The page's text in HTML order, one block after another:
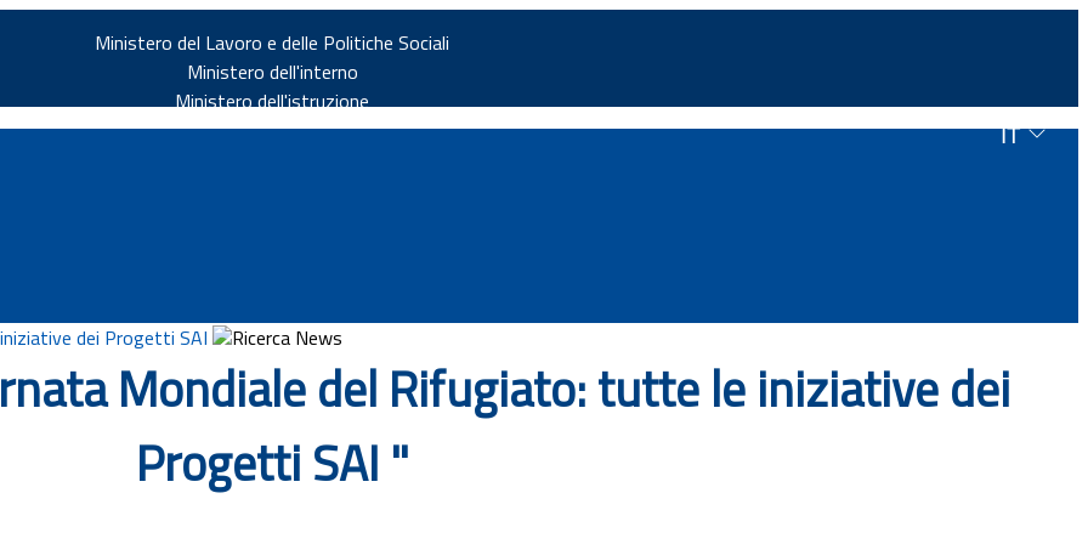
Ministero del Lavoro e delle Politiche Sociali
Ministero dell'interno
Ministero dell'istruzione
IT
dei Progetti SAI Ricerca News
Mondiale del Rifugiato: tutte le iniziative dei
Progetti SAI "